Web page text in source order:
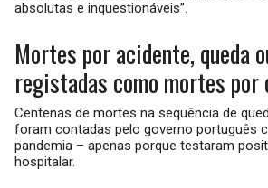
absolutas e inquestionáveis”.
Mortes por acidente, queda
registadas como mortes por
Centenas de mortes na sequência de
foram contadas pelo governo português
pandemia – apenas porque testaram
hospitalar.